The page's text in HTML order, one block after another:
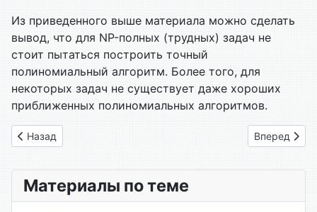
Из приведенного выше материала можно сделать
вывод, что для NP-полных (трудных) задач не
стоит пытаться построить точный
полиномиальный алгоритм. Более того, для
некоторых задач не существует даже хороших
приближенных полиномиальных алгоритмов.
Предыдущий: 1.4. Задача производства и хранения
Назад Следующий:
Вперед
Материалы по теме